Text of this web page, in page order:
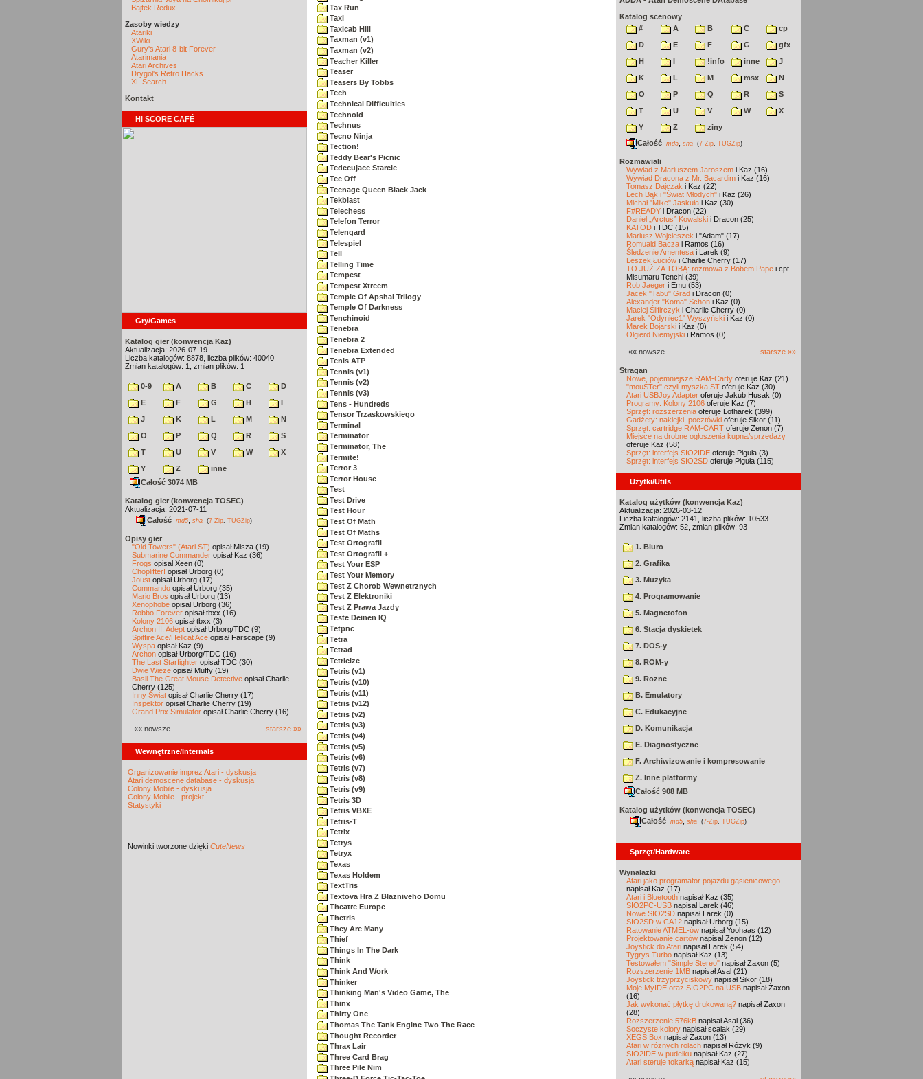
Bajtek Redux
Zasoby wiedzy
Atariki
XWiki
Gury's Atari 8-bit Forever
Atarimania
Atari Archives
Drygol's Retro Hacks
XL Search
Kontakt
HI SCORE CAFÉ
Gry/Games
Katalog gier (konwencja Kaz)
Aktualizacja: 2026-07-19
Liczba katalogów: 8878, liczba plików: 40040
Zmian katalogów: 1, zmian plików: 1
0-9 A B C
D
E
F G H
I
J
K L M
N
O
P Q R
S
T
U V W
X
Y
Z
inne
Całość 3074 MB
Katalog gier (konwencja TOSEC)
Aktualizacja: 2021-07-11
Całość md5 sha (7-Zip TUGZip)
Opisy gier
"Old Towers" (Atari ST) opisał Misza (19)
Submarine Commander opisał Kaz (36)
Frogs opisał Xeen (0)
Choplifter! opisał Urborg (0)
Joust opisał Urborg (17)
Commando opisał Urborg (35)
Mario Bros opisał Urborg (13)
Xenophobe opisał Urborg (36)
Robbo Forever opisał tbxx (16)
Kolony 2106 opisał tbxx (3)
Archon II: Adept opisał Urborg/TDC (9)
Spitfire Ace/Hellcat Ace opisał Farscape (9)
Wyspa opisał Kaz (9)
Archon opisał Urborg/TDC (16)
The Last Starfighter opisał TDC (30)
Dwie Wieże opisał Muffy (19)
Basil The Great Mouse Detective opisał Charlie
Cherry (125)
Inny Świat opisał Charlie Cherry (17)
Inspektor opisał Charlie Cherry (19)
Grand Prix Simulator opisał Charlie Cherry (16)
«« nowsze starsze »»
Wewnętrzne/Internals
Organizowanie imprez Atari - dyskusja
Atari demoscene database - dyskusja
Colony Mobile - dyskusja
Colony Mobile - projekt
Statystyki
Nowinki tworzone dzięki CuteNews
Tax Run
Taxi
Taxicab Hill
Taxman (v1)
Taxman (v2)
Teacher Killer
Teaser
Teasers By Tobbs
Tech
Technical Difficulties
Technoid
Technus
Tecno Ninja
Tection!
Teddy Bear's Picnic
Tedecujace Starcie
Tee Off
Teenage Queen Black Jack
Tekblast
Telechess
Telefon Terror
Telengard
Telespiel
Tell
Telling Time
Tempest
Tempest Xtreem
Temple Of Apshai Trilogy
Temple Of Darkness
Tenchinoid
Tenebra
Tenebra 2
Tenebra Extended
Tenis ATP
Tennis (v1)
Tennis (v2)
Tennis (v3)
Tens - Hundreds
Tensor Trzaskowskiego
Terminal
Terminator
Terminator, The
Termite!
Terror 3
Terror House
Test
Test Drive
Test Hour
Test Of Math
Test Of Maths
Test Ortografii
Test Ortografii +
Test Your ESP
Test Your Memory
Test Z Chorob Wewnetrznych
Test Z Elektroniki
Test Z Prawa Jazdy
Teste Deinen IQ
Tetpnc
Tetra
Tetrad
Tetricize
Tetris (v1)
Tetris (v10)
Tetris (v11)
Tetris (v12)
Tetris (v2)
Tetris (v3)
Tetris (v4)
Tetris (v5)
Tetris (v6)
Tetris (v7)
Tetris (v8)
Tetris (v9)
Tetris 3D
Tetris VBXE
Tetris-T
Tetrix
Tetrys
Tetryx
Texas
Texas Holdem
TextTris
Textova Hra Z Blazniveho Domu
Theatre Europe
Thetris
They Are Many
Thief
Things In The Dark
Think
Think And Work
Thinker
Thinking Man's Video Game, The
Thinx
Thirty One
Thomas The Tank Engine Two The Race
Thought Recorder
Thrax Lair
Three Card Brag
Three Pile Nim
Katalog scenowy
#
A B C
cp
D
E F G
gfx
H
I !info inne
J
K
L M msx
N
O
P Q R
S
T
U V W
X
Y
Z
ziny
Całość md5 sha (7-Zip TUGZip)
Rozmawiali
Wywiad z Mariuszem Jaroszem i Kaz (16)
Wywiad Dracona z Mr. Bacardim i Kaz (16)
Tomasz Dajczak i Kaz (22)
Lech Bąk i "Świat Młodych" i Kaz (26)
Michał "Mike" Jaskuła i Kaz (30)
F#READY i Dracon (22)
Daniel „Arctus” Kowalski i Dracon (25)
KATOD i TDC (15)
Mariusz Wojcieszek i "Adam" (17)
Romuald Bacza i Ramos (16)
Śledzenie Amentesa i Larek (9)
Leszek Łuciów i Charlie Cherry (17)
TO JUŻ ZA TOBĄ: rozmowa z Bobem Pape i cpt.
Misumaru Tenchi (39)
Rob Jaeger i Emu (53)
Jacek "Tabu" Grad i Dracon (0)
Alexander "Koma" Schön i Kaz (0)
Maciej Ślifirczyk i Charlie Cherry (0)
Jarek "Odyniec1" Wyszyński i Kaz (0)
Marek Bojarski i Kaz (0)
Olgierd Niemyjski i Ramos (0)
«« nowsze starsze »»
Stragan
Nowe, pojemniejsze RAM-Carty oferuje Kaz (21)
"mouSTer" czyli myszka ST oferuje Kaz (30)
Atari USBJoy Adapter oferuje Jakub Husak (0)
Programy: Kolony 2106 oferuje Kaz (7)
Sprzęt: rozszerzenia oferuje Lotharek (399)
Gadżety: naklejki, pocztówki oferuje Sikor (11)
Sprzęt: cartridge RAM-CART oferuje Zenon (7)
Miejsce na drobne ogłoszenia kupna/sprzedaży
oferuje Kaz (58)
Sprzęt: interfejs SIO2IDE oferuje Piguła (3)
Sprzęt: interfejs SIO2SD oferuje Piguła (115)
Użytki/Utils
Katalog użytków (konwencja Kaz)
Aktualizacja: 2026-03-12
Liczba katalogów: 2141, liczba plików: 10533
Zmian katalogów: 52, zmian plików: 93
1. Biuro
2. Grafika
3. Muzyka
4. Programowanie
5. Magnetofon
6. Stacja dyskietek
7. DOS-y
8. ROM-y
9. Rozne
B. Emulatory
C. Edukacyjne
D. Komunikacja
E. Diagnostyczne
F. Archiwizowanie i kompresowanie
Z. Inne platformy
Całość 908 MB
Katalog użytków (konwencja TOSEC)
Całość md5 sha (7-Zip TUGZip)
Sprzęt/Hardware
Wynalazki
Atari jako programator pojazdu gąsienicowego
napisał Kaz (17)
Atari i Bluetooth napisał Kaz (35)
SIO2PC-USB napisał Larek (46)
Nowe SIO2SD napisał Larek (0)
SIO2SD w CA12 napisał Urborg (15)
Ratowanie ATMEL-ów napisał Yoohaas (12)
Projektowanie cartów napisał Zenon (12)
Joystick do Atari napisał Larek (54)
Tygrys Turbo napisał Kaz (13)
Testowałem "Simple Stereo" napisał Zaxon (5)
Rozszerzenie 1MB napisał Asal (21)
Joystick trzyprzyciskowy napisał Sikor (18)
Moje MyIDE oraz SIO2PC na USB napisał Zaxon
(16)
Jak wykonać płytkę drukowaną? napisał Zaxon
(28)
Rozszerzenie 576kB napisał Asal (36)
Soczyste kolory napisał scalak (29)
XEGS Box napisał Zaxon (13)
Atari w różnych rolach napisał Różyk (9)
SIO2IDE w pudełku napisał Kaz (27)
Atari steruje tokarką napisał Kaz (15)